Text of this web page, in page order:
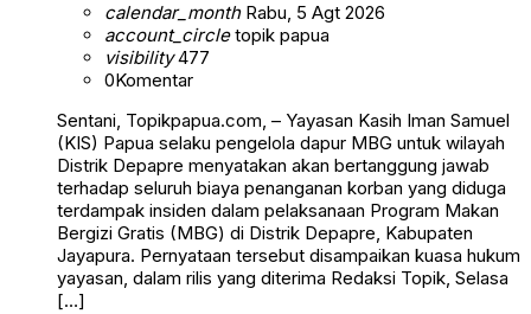
calendar_monthRabu, 5 Agt 2026
account_circletopik papua
visibility477
0Komentar
Sentani, Topikpapua.com, – Yayasan Kasih Iman Samuel
(KIS) Papua selaku pengelola dapur MBG untuk wilayah
Distrik Depapre menyatakan akan bertanggung jawab
terhadap seluruh biaya penanganan korban yang diduga
terdampak insiden dalam pelaksanaan Program Makan
Bergizi Gratis (MBG) di Distrik Depapre, Kabupaten
Jayapura. Pernyataan tersebut disampaikan kuasa hukum
yayasan, dalam rilis yang diterima Redaksi Topik, Selasa
[…]